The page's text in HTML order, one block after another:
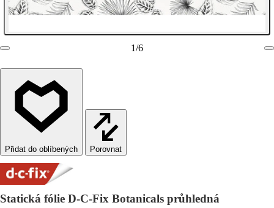
1/6
Porovnat
Statická fólie D-C-Fix Botanicals průhledná